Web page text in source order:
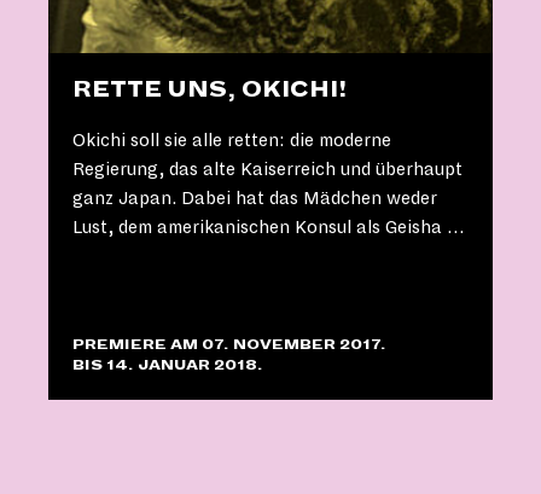
RETTE UNS, OKICHI!
Okichi soll sie alle retten: die moderne
Regierung, das alte Kaiserreich und überhaupt
ganz Japan. Dabei hat das Mädchen weder
Lust, dem amerikanischen Konsul als Geisha …
PREMIERE AM 07. NOVEMBER 2017.
BIS 14. JANUAR 2018.